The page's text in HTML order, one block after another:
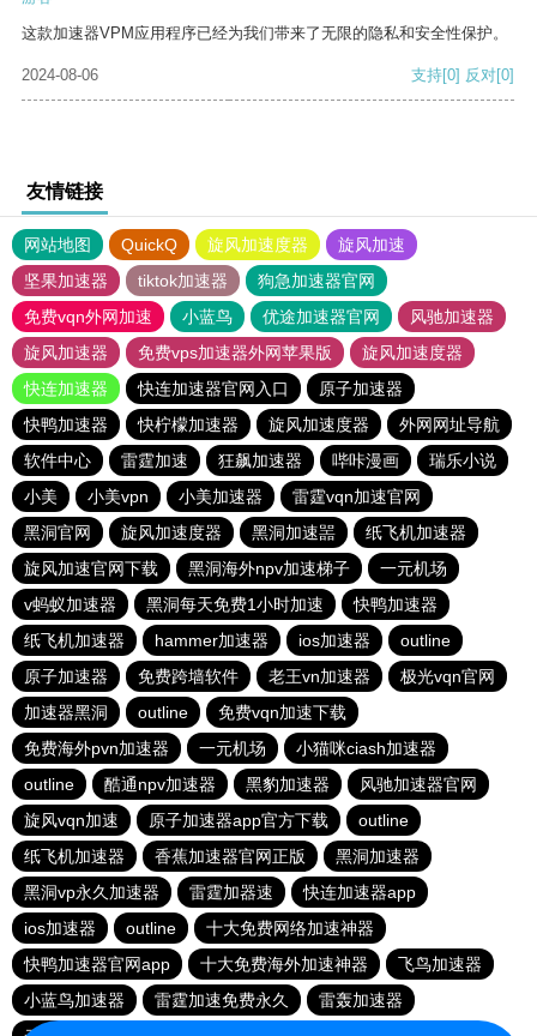
这款加速器VPM应用程序已经为我们带来了无限的隐私和安全性保护。
2024-08-06 支持[0] 反对[0]
友情链接
网站地图 QuickQ 旋风加速度器
旋风加速
坚果加速器
tiktok加速器
狗急加速器官网
免费vqn外网加速
小蓝鸟 优途加速器官网
风驰加速器
旋风加速器
免费vps加速器外网苹果版
旋风加速度器
快连加速器
快连加速器官网入口
原子加速器
快鸭加速器
快柠檬加速器 旋风加速度器
外网网址导航
软件中心
雷霆加速 狂飙加速器 哔咔漫画
瑞乐小说
小美
小美vpn 小美加速器
雷霆vqn加速官网
黑洞官网
旋风加速度器 黑洞加速噐
纸飞机加速器
旋风加速官网下载
黑洞海外npv加速梯子
一元机场
v蚂蚁加速器
黑洞每天免费1小时加速
快鸭加速器
纸飞机加速器
hammer加速器 ios加速器
outline
原子加速器
免费跨墙软件 老王vn加速器
极光vqn官网
加速器黑洞
outline
免费vqn加速下载
免费海外pvn加速器
一元机场
小猫咪ciash加速器
outline
酷通npv加速器 黑豹加速器
风驰加速器官网
旋风vqn加速
原子加速器app官方下载
outline
纸飞机加速器
香蕉加速器官网正版
黑洞加速器
黑洞vp永久加速器
雷霆加器速
快连加速器app
ios加速器
outline
十大免费网络加速神器
快鸭加速器官网app
十大免费海外加速神器
飞鸟加速器
小蓝鸟加速器
雷霆加速免费永久
雷轰加速器